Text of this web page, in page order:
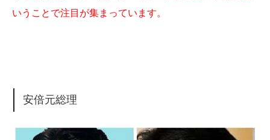
いうことで注目が集まっています。
安倍元総理